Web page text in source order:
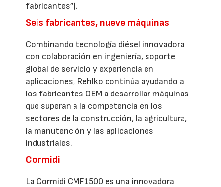
fabricantes”).
Seis fabricantes, nueve máquinas
Combinando tecnología diésel innovadora
con colaboración en ingeniería, soporte
global de servicio y experiencia en
aplicaciones, Rehlko continúa ayudando a
los fabricantes OEM a desarrollar máquinas
que superan a la competencia en los
sectores de la construcción, la agricultura,
la manutención y las aplicaciones
industriales.
Cormidi
La Cormidi CMF1500 es una innovadora